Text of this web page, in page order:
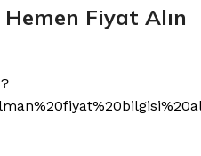
Fiyat Alın